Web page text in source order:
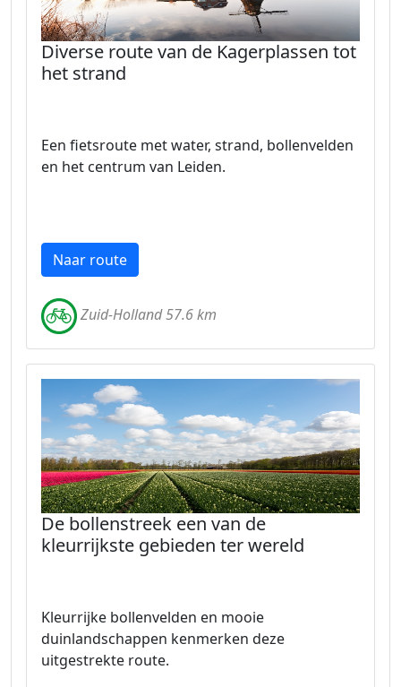
Diverse route van de Kagerplassen tot
het strand
Een fietsroute met water, strand, bollenvelden
en het centrum van Leiden.
Naar route
Zuid-Holland 57.6 km
De bollenstreek een van de
kleurrijkste gebieden ter wereld
Kleurrijke bollenvelden en mooie
duinlandschappen kenmerken deze
uitgestrekte route.